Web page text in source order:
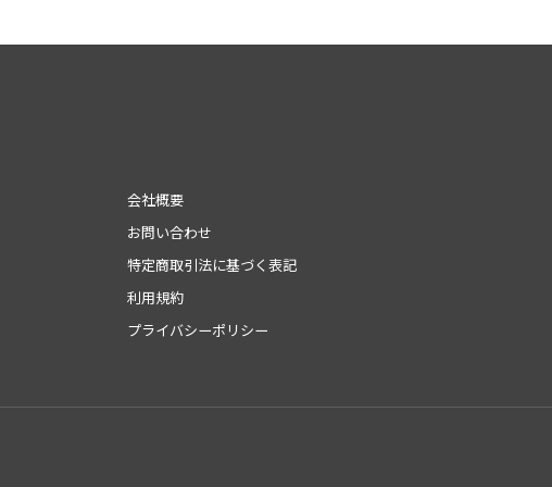
会社概要
お問い合わせ
特定商取引法に基づく表記
利用規約
プライバシーポリシー